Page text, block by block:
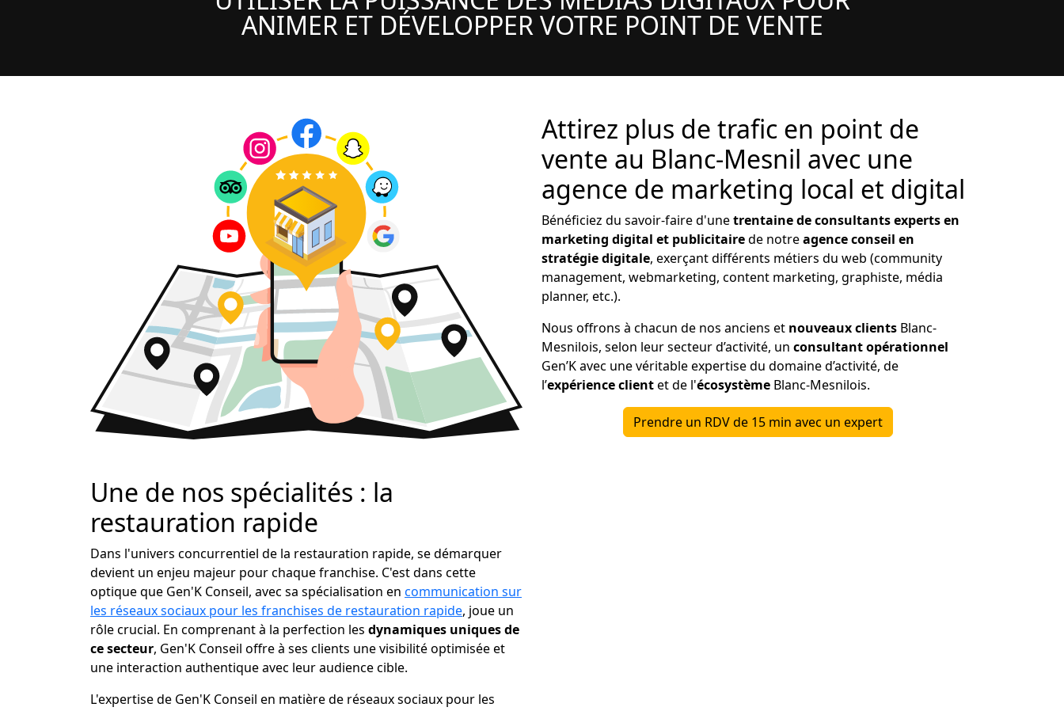
ANIMER ET DÉVELOPPER VOTRE POINT DE VENTE
Attirez plus de trafic en point de
vente au Blanc-Mesnil avec une
agence de marketing local et digital
Bénéficiez du savoir-faire d'unetrentaine de consultants experts en
marketing digital et publicitairede notreagence conseil en
stratégie digitale, exerçant différents métiers du web (community
management, webmarketing, content marketing, graphiste, média
planner, etc.).
Nous offrons à chacun de nos anciens et nouveaux clients Blanc-
Mesnilois, selon leur secteur d’activité, un consultant opérationnel
Gen’K avec une véritable expertise du domaine d’activité, de
l’expérience clientet de l'écosystème Blanc-Mesnilois.
Prendre un RDV de 15 min avec un expert
Une de nos spécialités : la
restauration rapide
Dans l'univers concurrentiel de la restauration rapide, se démarquer
devient un enjeu majeur pour chaque franchise. C'est dans cette
optique que Gen'K Conseil, avec sa spécialisation en communication sur
les réseaux sociaux pour les franchises de restauration rapide, joue un
rôle crucial. En comprenant à la perfection les dynamiques uniques de
ce secteur, Gen'K Conseil offre à ses clients une visibilité optimisée et
une interaction authentique avec leur audience cible.
L'expertise de Gen'K Conseil en matière de réseaux sociaux pour les